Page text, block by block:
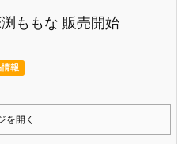
ももな 販売開始
報
を開く